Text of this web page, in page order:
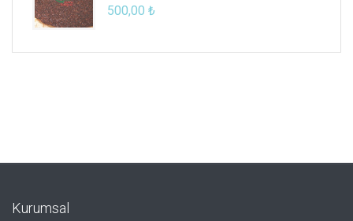
500,00 ₺
Kurumsal